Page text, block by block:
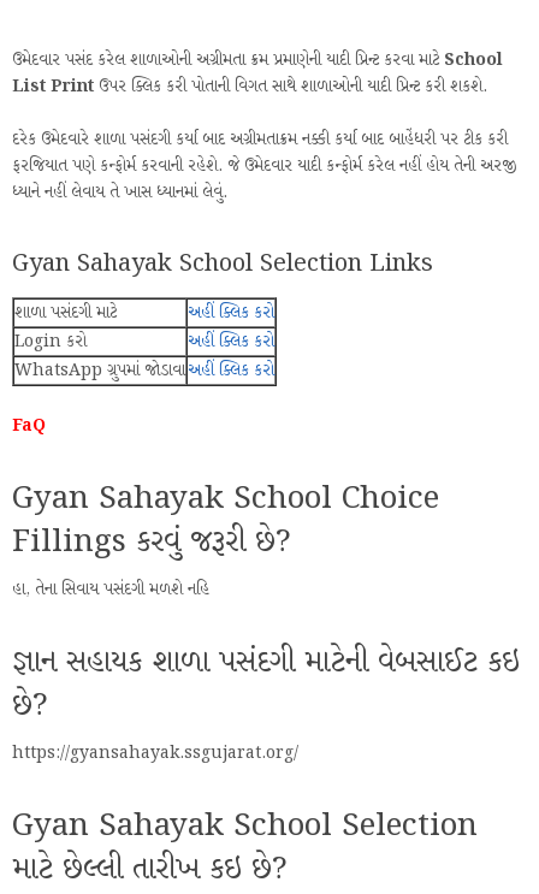
ઉમેદવાર પસંદ કરેલ શાળાઓની અગ્રીમતા ક્રમ પ્રમાણેની યાદી પ્રિન્ટ કરવા માટે School
List Print ઉપર ક્લિક કરી પોતાની વિગત સાથે શાળાઓની યાદી પ્રિન્ટ કરી શકશે.
દરેક ઉમેદવારે શાળા પસંદગી કર્યા બાદ અગ્રીમતાક્રમ નક્કી કર્યા બાદ બાહેંધરી પર ટીક કરી
ફરજિયાત પણે કન્ફોર્મ કરવાની રહેશે. જે ઉમેદવાર યાદી કન્ફોર્મ કરેલ નહીં હોય તેની અરજી
ધ્યાને નહીં લેવાય તે ખાસ ધ્યાનમાં લેવું.
Gyan Sahayak School Selection Links
શાળા પસંદગી માટે
અહીં ક્લિક કરો
Login કરો
અહીં ક્લિક કરો
WhatsApp ગ્રુપમાં જોડાવાઅહીં ક્લિક કરો
FaQ
Gyan Sahayak School Choice
Fillings કરવું જરૂરી છે?
હા, તેના સિવાય પસંદગી મળશે નહિ
જ્ઞાન સહાયક શાળા પસંદગી માટેની વેબસાઈટ કઇ
છે?
https://gyansahayak.ssgujarat.org/
Gyan Sahayak School Selection
માટે છેલ્લી તારીખ કઇ છે?